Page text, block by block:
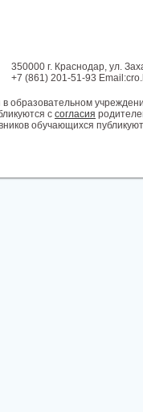
350000 г. Краснодар, ул.
+7 (861) 201-51-93
образовательном
с согласия
обучающихся